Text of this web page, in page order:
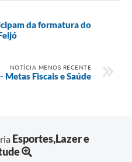
da formatura do
NOTÍCIA MENOS RECENTE
Fiscais e Saúde
Esportes,Lazer e